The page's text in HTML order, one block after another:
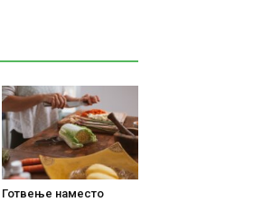
Готвење наместо